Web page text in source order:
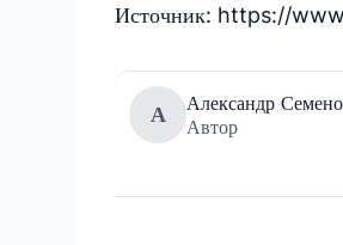
Источник: https://
А
Александр
Автор